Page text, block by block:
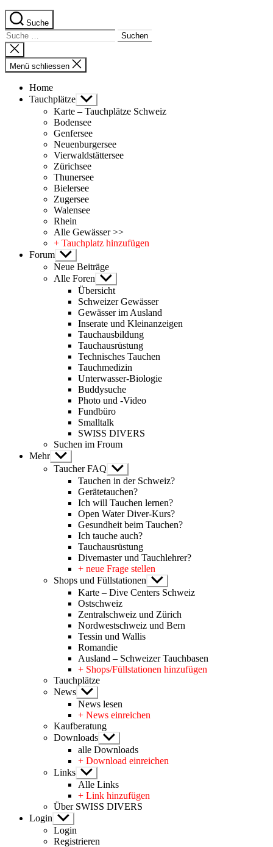
Suche
Suche
nach:
Suche
schliessen
Menü schliessen
Home
Tauchplätze Untermenü
anzeigen
Karte – Tauchplätze Schweiz
Bodensee
Genfersee
Neuenburgersee
Vierwaldstättersee
Zürichsee
Thunersee
Bielersee
Zugersee
Walensee
Rhein
Alle Gewässer >>
+ Tauchplatz hinzufügen
Forum Untermenü
anzeigen
Neue Beiträge
Alle Foren Untermenü
anzeigen
Übersicht
Schweizer Gewässer
Gewässer im Ausland
Inserate und Kleinanzeigen
Tauchausbildung
Tauchausrüstung
Technisches Tauchen
Tauchmedizin
Unterwasser-Biologie
Buddysuche
Photo und -Video
Fundbüro
Smalltalk
SWISS DIVERS
Suchen im Froum
Mehr Untermenü
anzeigen
Taucher FAQ Untermenü
anzeigen
Tauchen in der Schweiz?
Gerätetauchen?
Ich will Tauchen lernen?
Open Water Diver-Kurs?
Gesundheit beim Tauchen?
Ich tauche auch?
Tauchausrüstung
Divemaster und Tauchlehrer?
+ neue Frage stellen
Shops und Füllstationen Untermenü
anzeigen
Karte – Dive Centers Schweiz
Ostschweiz
Zentralschweiz und Zürich
Nordwestschweiz und Bern
Tessin und Wallis
Romandie
Ausland – Schweizer Tauchbasen
+ Shops/Füllstationen hinzufügen
Tauchplätze
News Untermenü
anzeigen
News lesen
+ News einreichen
Kaufberatung
Downloads Untermenü
anzeigen
alle Downloads
+ Download einreichen
Links Untermenü
anzeigen
Alle Links
+ Link hinzufügen
Über SWISS DIVERS
Login Untermenü
anzeigen
Login
Registrieren